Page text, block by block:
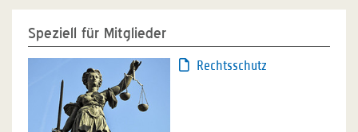
Speziell für Mitglieder
Rechtsschutz